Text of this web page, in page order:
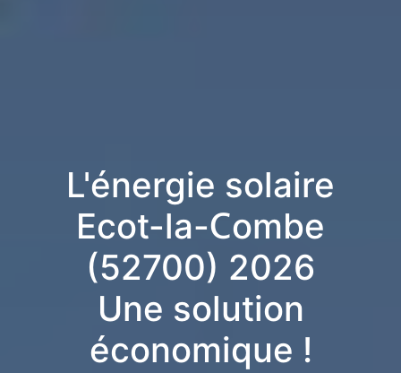
L'énergie solaire
Ecot-la-Combe
(52700) 2026
Une solution
économique !